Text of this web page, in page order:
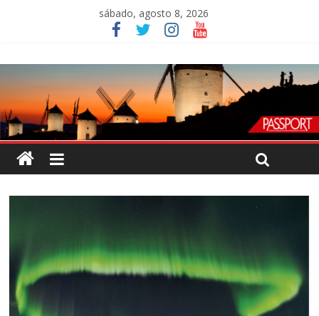
sábado, agosto 8, 2026